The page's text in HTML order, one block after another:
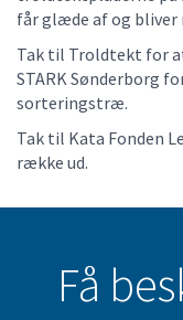
får glæde af og bliver
Tak til Troldtekt for
STARK Sønderborg
sorteringstræ.
Tak til Kata Fonden
række ud.
Få